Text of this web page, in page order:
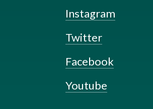
Instagram
Twitter
Facebook
Youtube